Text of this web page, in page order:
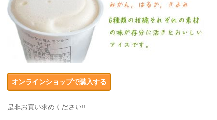
オンラインショップで購入する
是非お買い求めください!!